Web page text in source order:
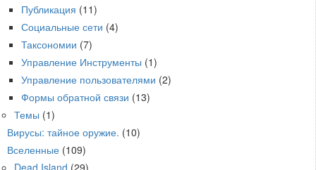
Публикация (11)
Социальные сети (4)
Таксономии (7)
Управление Инструменты (1)
Управление пользователями (2)
Формы обратной связи (13)
Темы (1)
Вирусы: тайное оружие. (10)
Вселенные (109)